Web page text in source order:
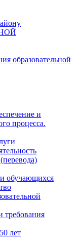
образовательной
и
процесса.
обучающихся
требования
лет